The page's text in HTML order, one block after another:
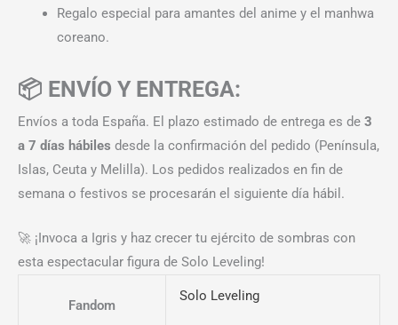
Regalo especial para amantes del anime y el manhwa
coreano.
📦 ENVÍO Y ENTREGA:
Envíos a toda España. El plazo estimado de entrega es de 3
a 7 días hábiles desde la confirmación del pedido (Península,
Islas, Ceuta y Melilla). Los pedidos realizados en fin de
semana o festivos se procesarán el siguiente día hábil.
🚀 ¡Invoca a Igris y haz crecer tu ejército de sombras con
esta espectacular figura de Solo Leveling!
Fandom
Solo Leveling